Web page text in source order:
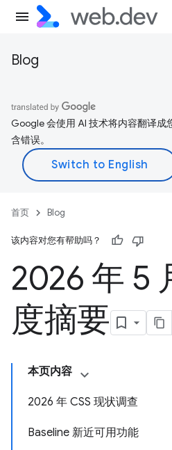
Blog
Google 会使用 AI 技术将内容翻译成
含错误。
首页 Blog
该内容对您有帮助吗？
2026 年 5
度摘要
本页内容
2026 年 CSS 现状调查
Baseline 新近可用功能